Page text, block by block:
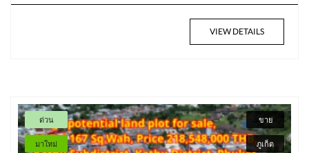
VIEW DETAILS
ด่วน
มาใหม่
ขาย
ภูเก็ต